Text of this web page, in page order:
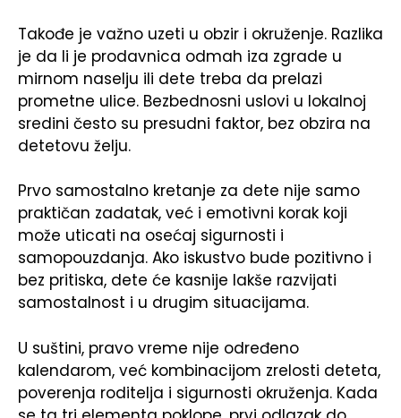
Takođe je važno uzeti u obzir i okruženje. Razlika
je da li je prodavnica odmah iza zgrade u
mirnom naselju ili dete treba da prelazi
prometne ulice. Bezbednosni uslovi u lokalnoj
sredini često su presudni faktor, bez obzira na
detetovu želju.
Prvo samostalno kretanje za dete nije samo
praktičan zadatak, već i emotivni korak koji
može uticati na osećaj sigurnosti i
samopouzdanja. Ako iskustvo bude pozitivno i
bez pritiska, dete će kasnije lakše razvijati
samostalnost i u drugim situacijama.
U suštini, pravo vreme nije određeno
kalendarom, već kombinacijom zrelosti deteta,
poverenja roditelja i sigurnosti okruženja. Kada